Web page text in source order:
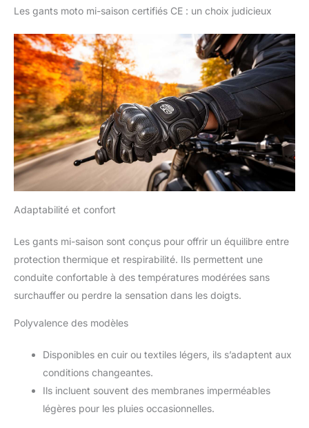
Les gants moto mi-saison certifiés CE : un choix judicieux
Adaptabilité et confort
Les gants mi-saison sont conçus pour offrir un équilibre entre
protection thermique et respirabilité. Ils permettent une
conduite confortable à des températures modérées sans
surchauffer ou perdre la sensation dans les doigts.
Polyvalence des modèles
Disponibles en cuir ou textiles légers, ils s’adaptent aux
conditions changeantes.
Ils incluent souvent des membranes imperméables
légères pour les pluies occasionnelles.